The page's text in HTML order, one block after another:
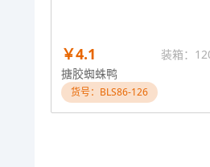
￥4.1
装箱：
搪胶蜘蛛鸭
货号：BLS86-126